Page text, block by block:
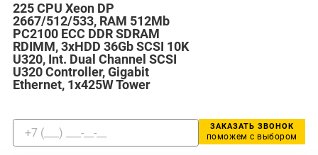
225 CPU Xeon DP
2667/512/533, RAM 512Mb
PC2100 ECC DDR SDRAM
RDIMM, 3xHDD 36Gb SCSI 10K
U320, Int. Dual Channel SCSI
U320 Controller, Gigabit
Ethernet, 1x425W Tower
ЗАКАЗАТЬ ЗВОНОК
поможем с выбором